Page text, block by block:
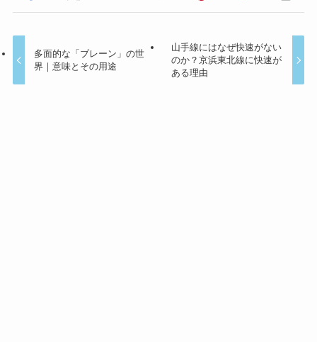
多面的な「ブレーン」の世
界｜意味とその用途
山手線にはなぜ快速がない
のか？京浜東北線に快速が
ある理由